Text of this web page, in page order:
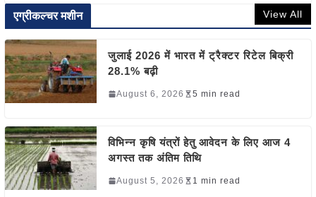
एग्रीकल्चर मशीन View All
जुलाई 2026 में भारत में ट्रैक्टर रिटेल बिक्री
28.1% बढ़ी
August 6, 2026 5 min read
विभिन्न कृषि यंत्रों हेतु आवेदन के लिए आज 4
अगस्त तक अंतिम तिथि
August 5, 2026 1 min read